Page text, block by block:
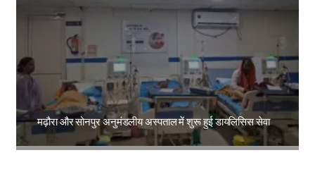
मढ़ौरा और सोनपुर अनुमंडलीय अस्पताल में शुरू हुई डायलिसिस सेवा
Amit Lekh